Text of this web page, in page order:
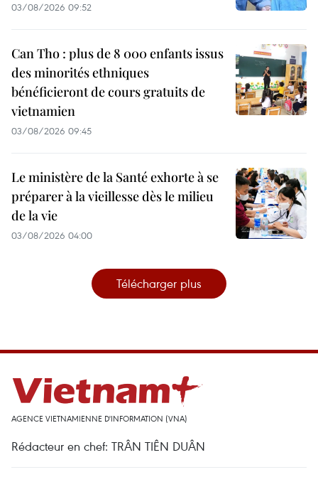
03/08/2026 09:52
Can Tho : plus de 8 000 enfants issus
des minorités ethniques
bénéficieront de cours gratuits de
vietnamien
03/08/2026 09:45
Le ministère de la Santé exhorte à se
préparer à la vieillesse dès le milieu
de la vie
03/08/2026 04:00
Télécharger plus
AGENCE VIETNAMIENNE D'INFORMATION (VNA)
Rédacteur en chef: TRÂN TIÊN DUÂN